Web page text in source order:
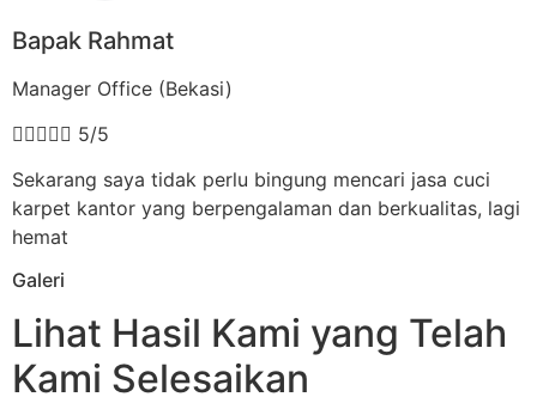
Bapak Rahmat
Manager Office (Bekasi)
 5/5
Sekarang saya tidak perlu bingung mencari jasa cuci
karpet kantor yang berpengalaman dan berkualitas, lagi
hemat
Galeri
Lihat Hasil Kami yang Telah
Kami Selesaikan